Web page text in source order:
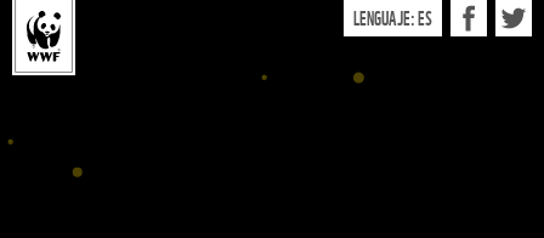
LENGUAJE:ES